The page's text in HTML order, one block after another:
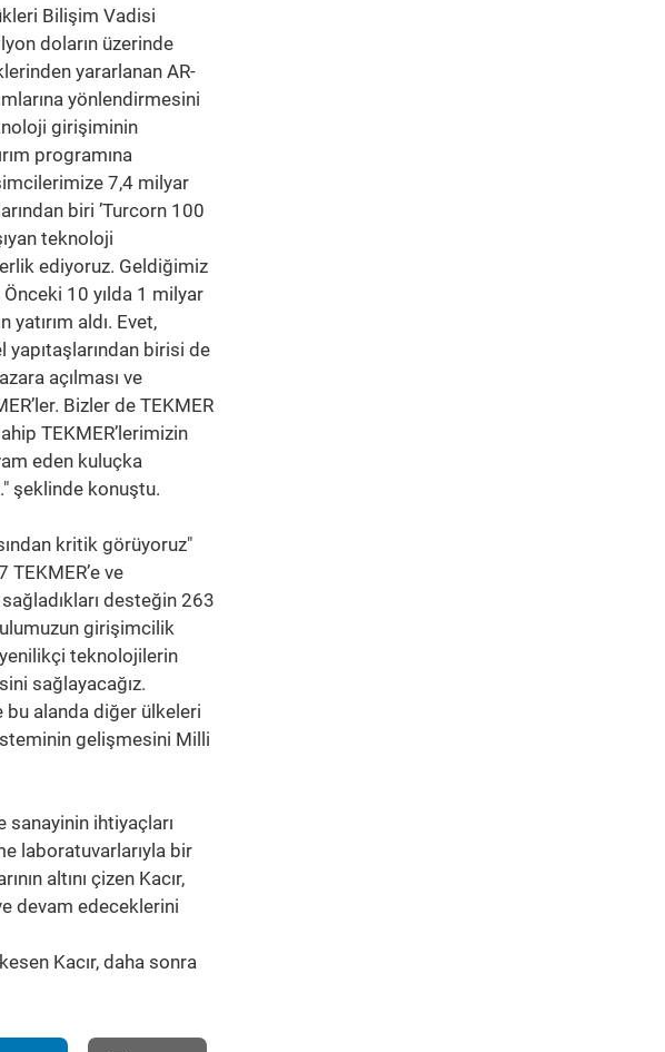
Bilişim Vadisi
doların üzerinde
yararlanan AR-
yönlendirmesini
girişiminin
programına
7,4 milyar
biri ’Turcorn 100
teknoloji
ediyoruz. Geldiğimiz
10 yılda 1 milyar
aldı. Evet,
yapıtaşlarından birisi de
açılması ve
Bizler de TEKMER
TEKMER’lerimizin
eden kuluçka
şeklinde konuştu.
kritik görüyoruz"
ve
desteğin 263
girişimcilik
yenilikçi teknolojilerin
sağlayacağız.
alanda diğer ülkeleri
gelişmesini Milli
sanayinin ihtiyaçları
laboratuvarlarıyla bir
altını çizen Kacır,
devam edeceklerini
Kacır, daha sonra